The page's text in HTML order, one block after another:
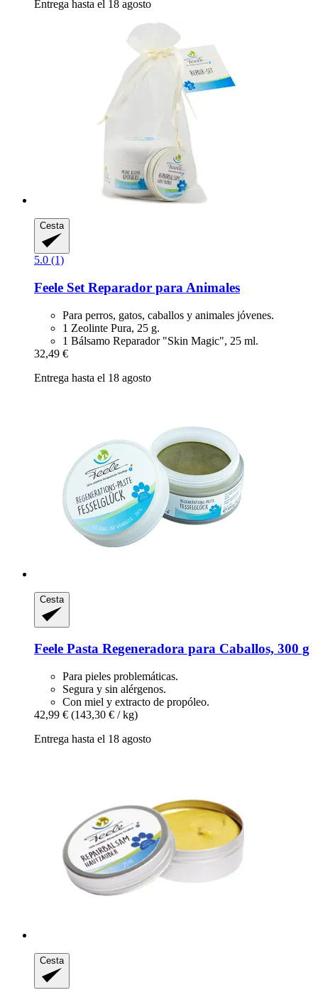
Entrega hasta el 18 agosto
Cesta
5.0 (1)
Feele Set Reparador para Animales
Para perros, gatos, caballos y animales jóvenes.
1 Zeolinte Pura, 25 g.
1 Bálsamo Reparador "Skin Magic", 25 ml.
32,49 €
Entrega hasta el 18 agosto
Cesta
Feele Pasta Regeneradora para Caballos, 300 g
Para pieles problemáticas.
Segura y sin alérgenos.
Con miel y extracto de propóleo.
42,99 € (143,30 € / kg)
Entrega hasta el 18 agosto
Cesta